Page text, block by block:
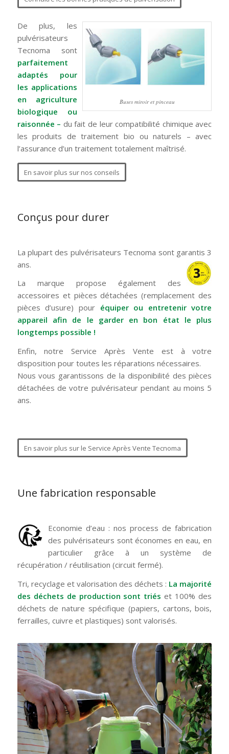
Buses miroir et pinceau
De plus, les
pulvérisateurs
Tecnoma sont
parfaitement
adaptés pour
les applications
en agriculture
biologique ou
raisonnée – du fait de leur compatibilité chimique avec
les produits de traitement bio ou naturels – avec
l’assurance d’un traitement totalement maîtrisé.
En savoir plus sur nos conseils
Conçus pour durer
La plupart des pulvérisateurs Tecnoma sont garantis 3
ans.
La marque propose également des
accessoires et pièces détachées (remplacement des
pièces d’usure) pour équiper ou entretenir votre
appareil afin de le garder en bon état le plus
longtemps possible !
Enfin, notre Service Après Vente est à votre
disposition pour toutes les réparations nécessaires.
Nous vous garantissons de la disponibilité des pièces
détachées de votre pulvérisateur pendant au moins 5
ans.
En savoir plus sur le Service Après Vente Tecnoma
Une fabrication responsable
Economie d’eau : nos process de fabrication
des pulvérisateurs sont économes en eau, en
particulier grâce à un système de
récupération / réutilisation (circuit fermé).
Tri, recyclage et valorisation des déchets : La majorité
des déchets de production sont triéset 100% des
déchets de nature spécifique (papiers, cartons, bois,
ferrailles, cuivre et plastiques) sont valorisés.